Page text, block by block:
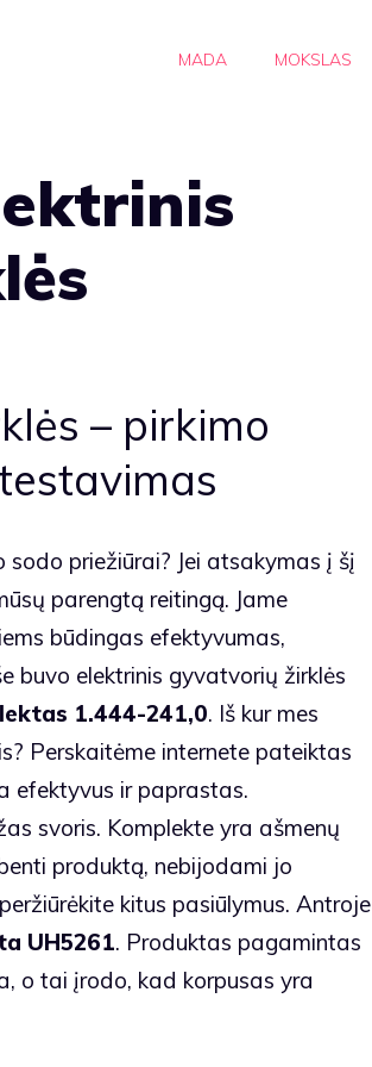
MADA MOKSLAS
– pirkimo
priežiūrai? Jei atsakymas į šį
parengtą reitingą. Jame
būdingas efektyvumas,
buvo elektrinis gyvatvorių žirklės
1.444-241,0. Iš kur mes
Perskaitėme internete pateiktas
efektyvus ir paprastas.
svoris. Komplekte yra ašmenų
produktą, nebijodami jo
kitus pasiūlymus. Antroje
UH5261. Produktas pagamintas
o tai įrodo, kad korpusas yra